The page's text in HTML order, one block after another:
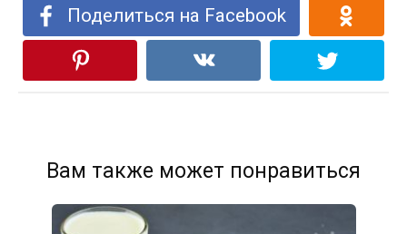
Поделиться на Facebook
Вам также может понравиться